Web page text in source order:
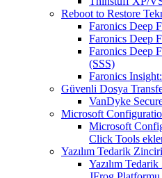
Reboot to Restore
Faronics Deep
Faronics Deep
Faronics Deep
(SSS)
Faronics Insight:
Güvenli Dosya
VanDyke
Microsoft
Microsoft
Click Tools
Yazılım Tedarik
Yazılım